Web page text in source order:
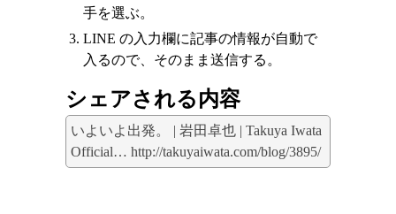
手を選ぶ。
LINE の入力欄に記事の情報が自動で
入るので、そのまま送信する。
シェアされる内容
いよいよ出発。 | 岩田卓也 | Takuya Iwata
Official… http://takuyaiwata.com/blog/3895/